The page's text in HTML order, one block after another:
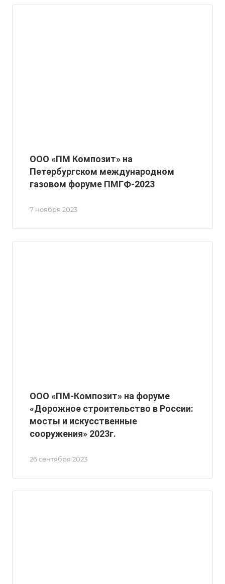
7 ноября 2023
ООО «ПМ Композит» на
Петербургском международном
газовом форуме ПМГФ-2023
26 сентября 2023
ООО «ПМ-Композит» на форуме
«Дорожное строительство в России:
мосты и искусственные
сооружения» 2023г.